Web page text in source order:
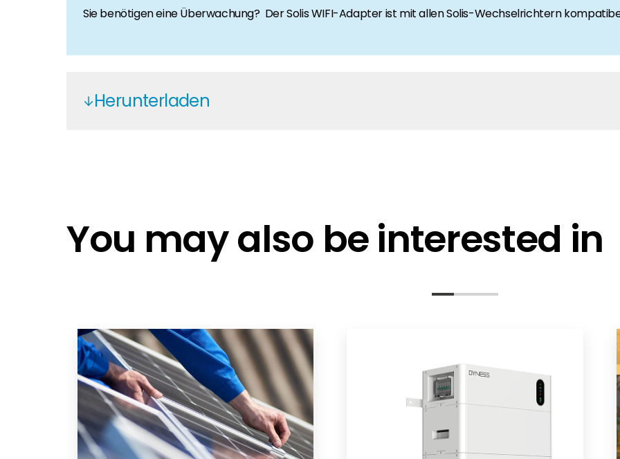
Sie benötigen eine Überwachung? Der Solis WIFI-Adapter ist mit allen Solis-Wechselrichtern
Herunterladen
Solis 10 year 2022 - DE
Solis 10 year 2022 - PL
Solis S6-GR1P(2.5-6)K
SOL-5.0-S6-DT-DC
Solis S6-GR1P(2.5-6)K - EN
Europa 2023 - DE
Solis_Inveter_Warranty_Global - EN
SOLIS_S6-GR1PK-S G99/1-9
You may also be interested in